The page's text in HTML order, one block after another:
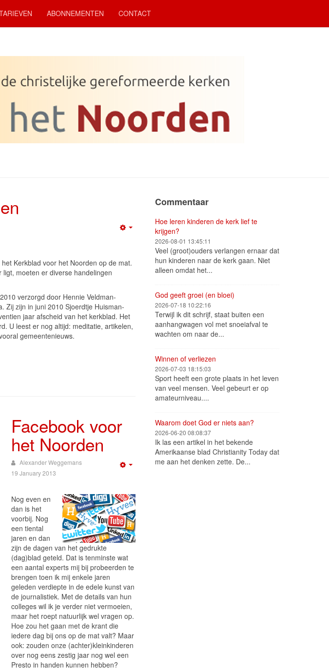
ABONNEMENTEN CONTACT
Kerkblad voor het Noorden op de mat.
moeten er diverse handelingen
verzorgd door Hennie Veldman-
Zij zijn in juni 2010 Sjoerdtje Huisman-
jaar afscheid van het kerkblad. Het
U leest er nog altijd: meditatie, artikelen,
gemeentenieuws.
Facebook voor
het Noorden
Alexander Weggemans
19 January 2013
Nog even en
dan is het
voorbij. Nog
een tiental
jaren en dan
zijn de dagen van het gedrukte
(dag)blad geteld. Dat is tenminste wat
een aantal experts mij bij probeerden te
brengen toen ik mij enkele jaren
geleden verdiepte in de edele kunst van
de journalistiek. Met de details van hun
colleges wil ik je verder niet vermoeien,
maar het roept natuurlijk wel vragen op.
Hoe zou het gaan met de krant die
iedere dag bij ons op de mat valt? Maar
ook: zouden onze (achter)kleinkinderen
over nog eens zestig jaar nog wel een
Presto in handen kunnen hebben?
Commentaar
Hoe leren kinderen de kerk lief te
krijgen?
2026-08-01 13:45:11
Veel (groot)ouders verlangen ernaar dat
hun kinderen naar de kerk gaan. Niet
alleen omdat het...
God geeft groei (en bloei)
2026-07-18 10:22:16
Terwijl ik dit schrijf, staat buiten een
aanhangwagen vol met snoeiafval te
wachten om naar de...
Winnen of verliezen
2026-07-03 18:15:03
Sport heeft een grote plaats in het leven
van veel mensen. Veel gebeurt er op
amateurniveau....
Waarom doet God er niets aan?
2026-06-20 08:08:37
Ik las een artikel in het bekende
Amerikaanse blad Christianity Today dat
me aan het denken zette. De...